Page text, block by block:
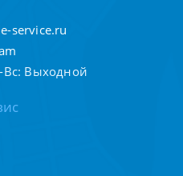
service.ru
Вс: Выходной